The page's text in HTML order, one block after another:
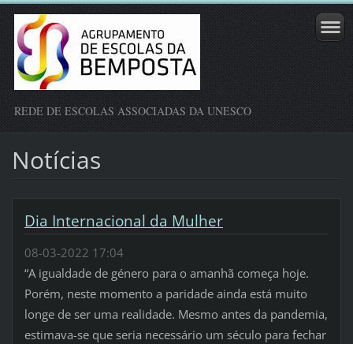
REDE DE ESCOLAS ASSOCIADAS DA UNESCO
Notícias
Dia Internacional da Mulher
08-03-2022 17:04
“A igualdade de género para o amanhã começa hoje.
Porém, neste momento a paridade ainda está muito
longe de ser uma realidade. Mesmo antes da pandemia,
estimava-se que seria necessário um século para fechar